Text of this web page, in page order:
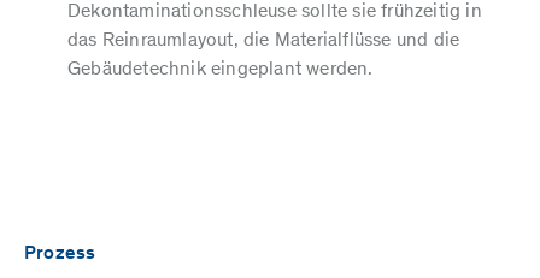
Dekontaminationsschleuse sollte sie frühzeitig in
das Reinraumlayout, die Materialflüsse und die
Gebäudetechnik eingeplant werden.
Prozess